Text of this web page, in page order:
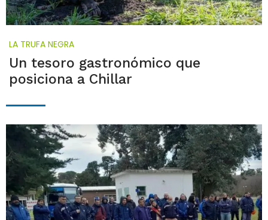
LA TRUFA NEGRA
Un tesoro gastronómico que
posiciona a Chillar